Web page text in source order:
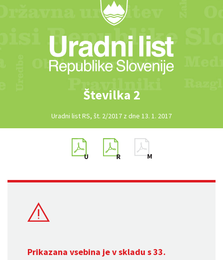
Številka 2
Uradni list RS, št. 2/2017 z dne 13. 1. 2017
Prikazana vsebina je v skladu s 33.